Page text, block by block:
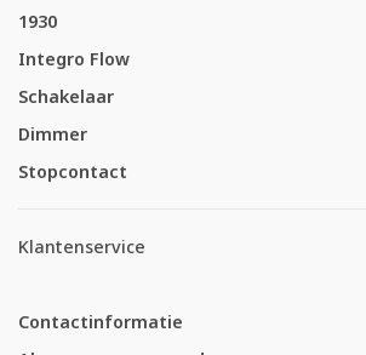
1930
Integro Flow
Schakelaar
Dimmer
Stopcontact
Klantenservice
Contactinformatie